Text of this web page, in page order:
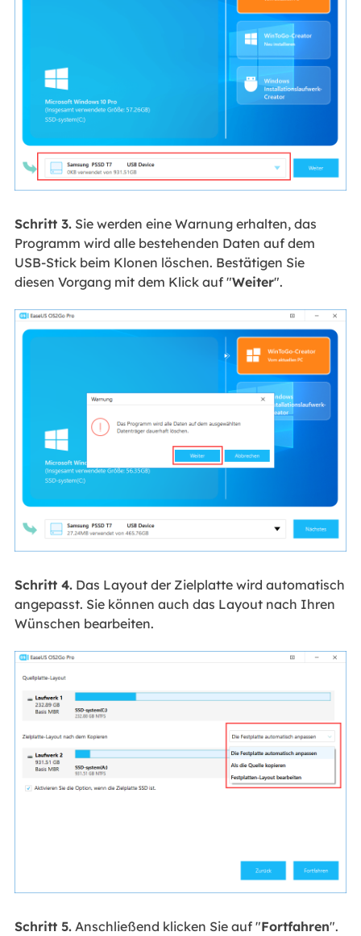
Schritt 3.Sie werden eine Warnung erhalten, das
Programm wird alle bestehenden Daten auf dem
USB-Stick beim Klonen löschen. Bestätigen Sie
diesen Vorgang mit dem Klick auf "Weiter".
Schritt 4.Das Layout der Zielplatte wird automatisch
angepasst. Sie können auch das Layout nach Ihren
Wünschen bearbeiten.
Schritt 5.Anschließend klicken Sie auf "Fortfahren".